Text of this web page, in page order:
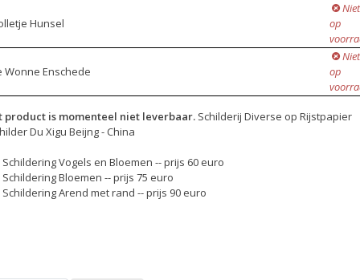
Hunsel
Niet
op
Wonne Enschede
Niet
op
product is momenteel niet leverbaar. Schilderij Diverse op Rijstpapier
Du Xigu Beijng - China
Schildering Vogels en Bloemen -- prijs 60 euro
Schildering Bloemen -- prijs 75 euro
Schildering Arend met rand -- prijs 90 euro